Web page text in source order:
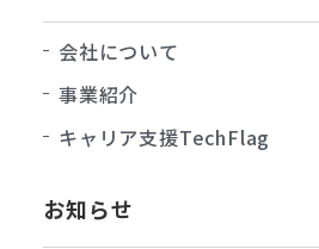
会社について
事業紹介
キャリア支援TechFlag
お知らせ